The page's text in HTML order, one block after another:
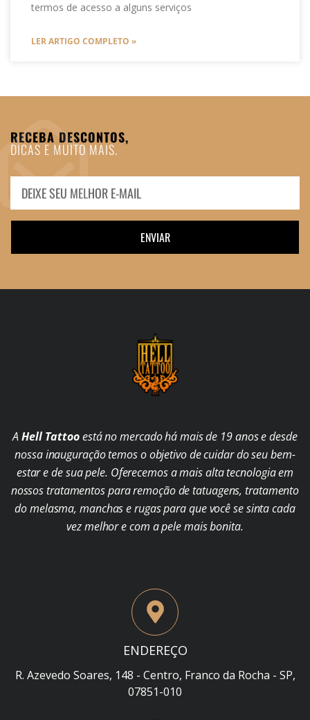
termos de acesso a alguns serviços
LER ARTIGO COMPLETO »
RECEBA DESCONTOS,
DICAS E MUITO MAIS.
ENVIAR
AHell Tattooestá no mercado há mais de 19 anos e desde
nossa inauguração temos o objetivo de cuidar do seu bem-
estar e de sua pele. Oferecemos a mais alta tecnologia em
nossos tratamentos para remoção de tatuagens, tratamento
do melasma, manchas e rugas para que você se sinta cada
vez melhor e com a pele mais bonita.
ENDEREÇO
R. Azevedo Soares, 148 - Centro, Franco da Rocha - SP,
07851-010